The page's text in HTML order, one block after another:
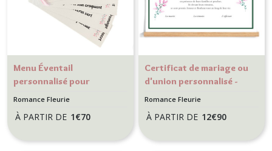
Menu Éventail
personnalisé pour
Romance fleurie
Romance Fleurie
À PARTIR DE 1€70
Certificat de mariage ou
d'union personnalisé -
Modèle Romance fleurie
Romance Fleurie
À PARTIR DE 12€90